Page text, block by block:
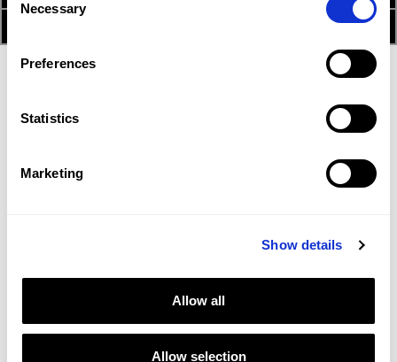
Selection
Necessary
Preferences
Statistics
Marketing
Show details
Allow all
Allow selection
das Radio-Navigationssystem aus oder
unterbrechen die Spannungsversorgung während
Navigationssystem nach 30 Minuten automatisch
Wenn Sie während der USB-Stick vorbereitet
wird, die Meldung ‘access is denied’ oder ähnliche
Grund haben: Es ist möglich, dass Ihr USB-Stick
in einem Format formatiert wurde, das nicht dem